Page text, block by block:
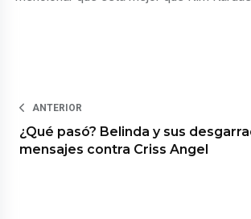
ANTERIOR
¿Qué pasó? Belinda y sus
mensajes contra Criss Angel